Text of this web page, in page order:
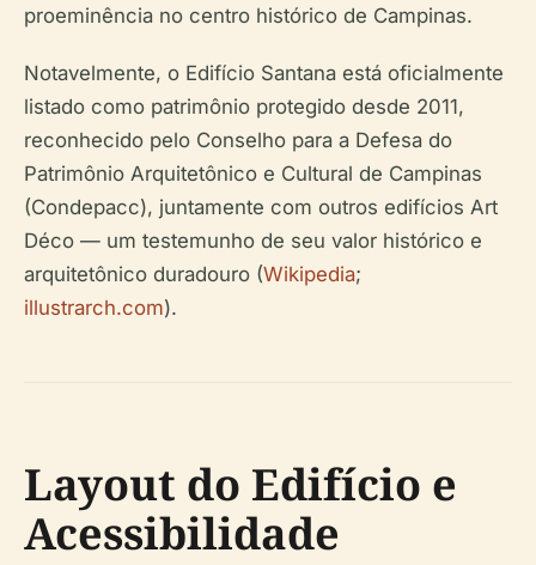
proeminência no centro histórico de Campinas.
Notavelmente, o Edifício Santana está oficialmente
listado como patrimônio protegido desde 2011,
reconhecido pelo Conselho para a Defesa do
Patrimônio Arquitetônico e Cultural de Campinas
(Condepacc), juntamente com outros edifícios Art
Déco — um testemunho de seu valor histórico e
arquitetônico duradouro (Wikipedia;
illustrarch.com).
Layout do Edifício e
Acessibilidade